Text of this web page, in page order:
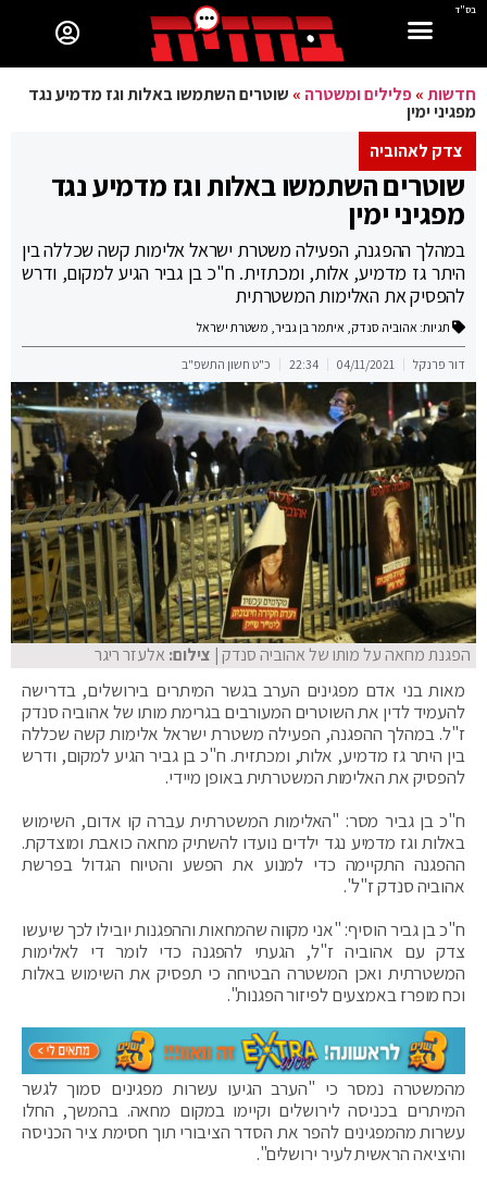
בס"ד
חדשות»פלילים ומשטרה » שוטרים השתמשו באלות וגז מדמיע נגד
מפגיני ימין
צדק לאהוביה
שוטרים השתמשו באלות וגז מדמיע נגד
מפגיני ימין
במהלך ההפגנה, הפעילה משטרת ישראל אלימות קשה שכללה בין
היתר גז מדמיע, אלות, ומכתזית. ח"כ בן גביר הגיע למקום, ודרש
להפסיק את האלימות המשטרתית
תגיות: אהוביה סנדק, איתמר בן גביר, משטרת ישראל
דור פרנקל 04/11/2021
22:34 כ"ט חשון התשפ"ב
הפגנת מחאה על מותו של אהוביה סנדק| צילום: אלעזר ריגר
מאות בני אדם מפגינים הערב בגשר המיתרים בירושלים, בדרישה
להעמיד לדין את השוטרים המעורבים בגרימת מותו של אהוביה סנדק
ז"ל. במהלך ההפגנה, הפעילה משטרת ישראל אלימות קשה שכללה
בין היתר גז מדמיע, אלות, ומכתזית. ח"כ בן גביר הגיע למקום, ודרש
להפסיק את האלימות המשטרתית באופן מיידי.
ח"כ בן גביר מסר: "האלימות המשטרתית עברה קו אדום, השימוש
באלות וגז מדמיע נגד ילדים נועדו להשתיק מחאה כואבת ומוצדקת.
ההפגנה התקיימה כדי למנוע את הפשע והטיוח הגדול בפרשת
אהוביה סנדק ז"ל".
ח"כ בן גביר הוסיף: "אני מקווה שהמחאות וההפגנות יובילו לכך שיעשו
צדק עם אהוביה ז"ל, הגעתי להפגנה כדי לומר די לאלימות
המשטרתית ואכן המשטרה הבטיחה כי תפסיק את השימוש באלות
וכח מופרז באמצעים לפיזור הפגנות".
מהמשטרה נמסר כי "הערב הגיעו עשרות מפגינים סמוך לגשר
המיתרים בכניסה לירושלים וקיימו במקום מחאה. בהמשך, החלו
עשרות מהמפגינים להפר את הסדר הציבורי תוך חסימת ציר הכניסה
והיציאה הראשית לעיר ירושלים".